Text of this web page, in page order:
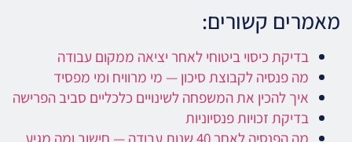
מאמרים קשורים:
בדיקת כיסוי ביטוחי לאחר יציאה ממקום עבודה
מה פנסיה לקבוצת סיכון — מי מרוויח ומי מפסיד
איך להכין את המשפחה לשינויים כלכליים סביב הפרישה
בדיקת זכויות פנסיוניות
מה הפנסיה לאחר 40 שנות עבודה — חישוב ומה מגיע